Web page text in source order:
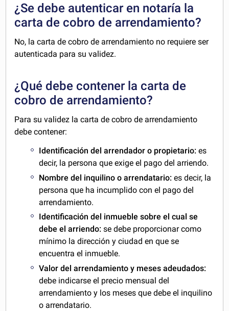
¿Se debe autenticar en notaría la
carta de cobro de arrendamiento?
No, la carta de cobro de arrendamiento no requiere ser
autenticada para su validez.
¿Qué debe contener la carta de
cobro de arrendamiento?
Para su validez la carta de cobro de arrendamiento
debe contener:
Identificación del arrendador o propietario:es
decir, la persona que exige el pago del arriendo.
Nombre del inquilino o arrendatario:es decir, la
persona que ha incumplido con el pago del
arrendamiento.
Identificación del inmueble sobre el cual se
debe el arriendo:se debe proporcionar como
mínimo la dirección y ciudad en que se
encuentra el inmueble.
Valor del arrendamiento y meses adeudados:
debe indicarse el precio mensual del
arrendamiento y los meses que debe el inquilino
o arrendatario.